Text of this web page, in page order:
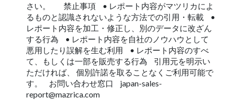
さい。 禁止事項 • レポート内容がマツリカによ
るものと認識されないような方法での引用・転載 •
レポート内容を加工・修正し、別のデータに改ざん
する行為 • レポート内容を自社のノウハウとして
悪用したり誤解を生む利用 • レポート内容のすべ
て、もしくは一部を販売する行為 引用元を明示い
ただければ、 個別許諾を取ることなくご利用可能で
す。 お問い合わせ窓口 japan-sales-
report@mazrica.com